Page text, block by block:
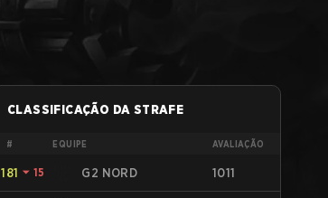
CLASSIFICAÇÃO DA STRAFE
# EQUIPE AVALIAÇÃO
181 ⏷ 15 G2 NORD 1011